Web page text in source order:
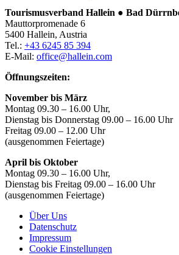
Tourismusverband Hallein ● Bad
Mauttorpromenade 6
5400 Hallein, Austria
Tel.: +43 6245 85 394
E-Mail: office@hallein.com
Öffnungszeiten:
November bis März
Montag 09.30 – 16.00 Uhr,
Dienstag bis Donnerstag 09.00 – 16.00 Uhr
Freitag 09.00 – 12.00 Uhr
(ausgenommen Feiertage)
April bis Oktober
Montag 09.30 – 16.00 Uhr,
Dienstag bis Freitag 09.00 – 16.00 Uhr
(ausgenommen Feiertage)
Über Uns
Datenschutz
Impressum
Cookie Einstellungen